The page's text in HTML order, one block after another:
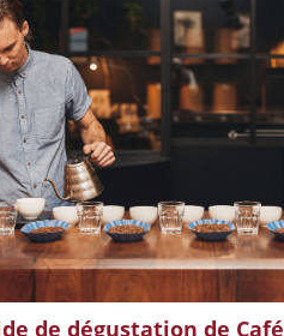
de dégustation de Café